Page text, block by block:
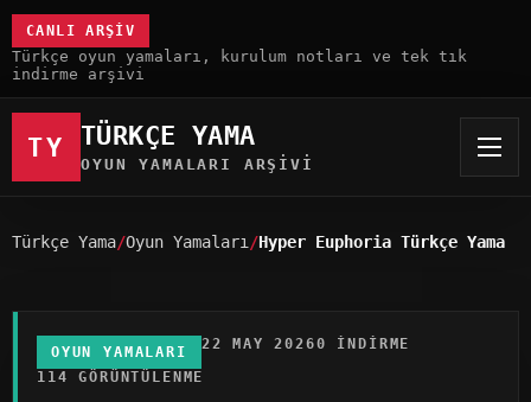
CANLI ARŞIV
Türkçe oyun yamaları, kurulum notları ve tek tık
indirme arşivi
TY TÜRKÇE YAMA
OYUN YAMALARI ARŞIVI
Türkçe Yama Oyun Yamaları Hyper Euphoria Türkçe Yama
OYUN YAMALARI 22 MAY 20260 INDIRME
114 GÖRÜNTÜLENME